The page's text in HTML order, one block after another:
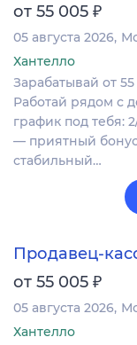
от 55 005 ₽
05 августа 2026
Хантелло
Зарабатывай от
Работай рядом с
график под тебя:
— приятный
стабильный…
Продавец-
от 55 005 ₽
05 августа 2026
Хантелло